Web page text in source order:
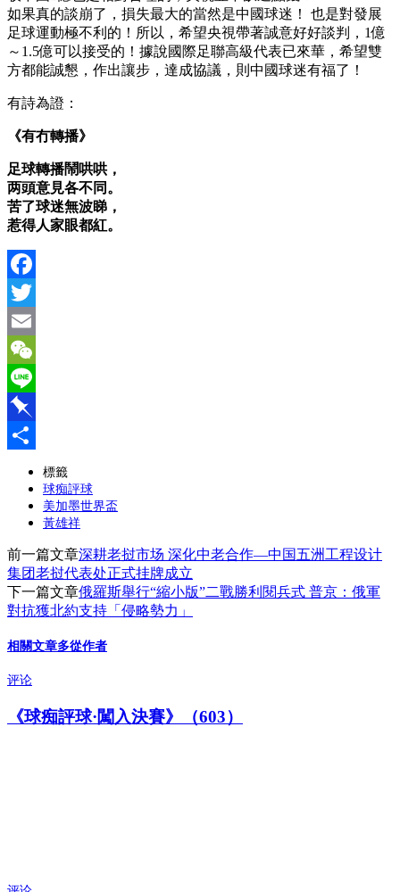
如果真的談崩了，損失最大的當然是中國球迷！ 也是對發展
足球運動極不利的！所以，希望央視帶著誠意好好談判，1億
～1.5億可以接受的！據說國際足聯高級代表已來華，希望雙
方都能誠懇，作出讓步，達成協議，則中國球迷有福了！
有詩為證：
《有冇轉播》
足球轉播鬧哄哄，
两頭意見各不同。
苦了球迷無波睇，
惹得人家眼都紅。
Facebook
Twitter
Email
WeChat
Line
Pinboard
標籤
球痴評球
美加墨世界盃
黃雄祥
前一篇文章深耕老挝市场 深化中老合作—中国五洲工程设计
集团老挝代表处正式挂牌成立
下一篇文章俄羅斯舉行“縮小版”二戰勝利閱兵式 普京：俄軍
對抗獲北約支持「侵略勢力」
相關文章多從作者
评论
《球痴評球·闖入決賽》（603）